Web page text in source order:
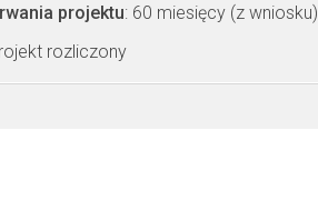
projektu: 60 miesięcy (z wniosku)
rozliczony